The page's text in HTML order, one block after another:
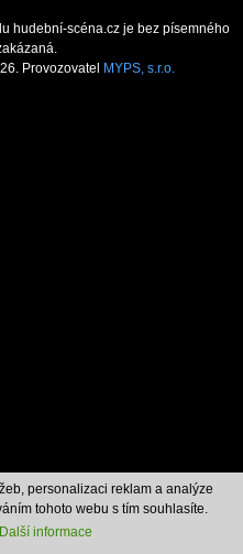
hudební-scéna.cz je bez písemného
Provozovatel MYPS, s.r.o.
personalizaci reklam a analýze
tohoto webu s tím souhlasíte.
Další informace